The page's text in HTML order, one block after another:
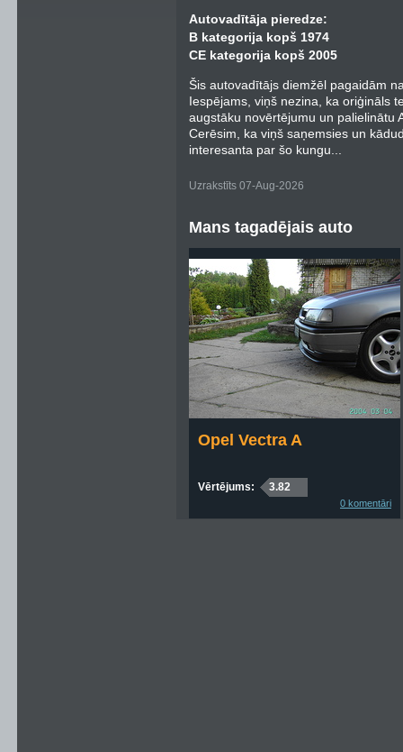
Autovadītāja pieredze:
B kategorija kopš 1974
CE kategorija kopš 2005
Šis autovadītājs diemžēl pagaidām
Iespējams, viņš nezina, ka oriģināls
augstāku novērtējumu un palielinātu
Cerēsim, ka viņš saņemsies un
interesanta par šo kungu...
Uzrakstīts 07-Aug-2026
Mans tagadējais auto
Opel Vectra A
Vērtējums: 3.82
0 komentāri